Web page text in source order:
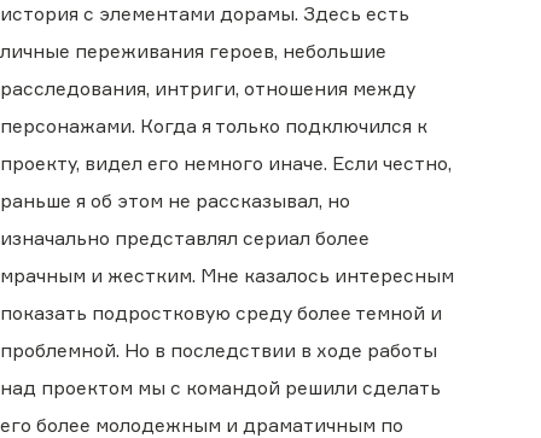
история с элементами дорамы. Здесь есть
личные переживания героев, небольшие
расследования, интриги, отношения между
персонажами. Когда я только подключился к
проекту, видел его немного иначе. Если честно,
раньше я об этом не рассказывал, но
изначально представлял сериал более
мрачным и жестким. Мне казалось интересным
показать подростковую среду более темной и
проблемной. Но в последствии в ходе работы
над проектом мы с командой решили сделать
его более молодежным и драматичным по